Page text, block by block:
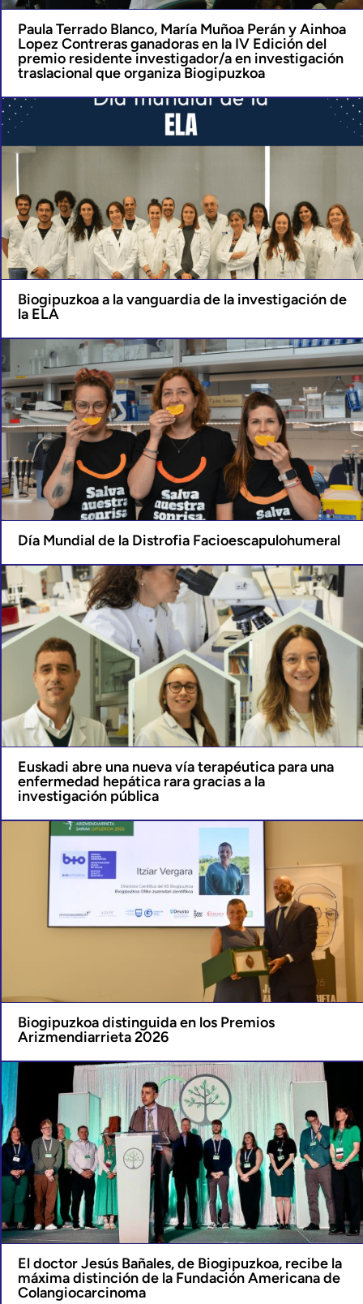
Paula Terrado Blanco, María Muñoa Perán y Ainhoa
Lopez Contreras ganadoras en la IV Edición del
premio residente investigador/a en investigación
traslacional que organiza Biogipuzkoa
Biogipuzkoa a la vanguardia de la investigación de
la ELA
Día Mundial de la Distrofia Facioescapulohumeral
Euskadi abre una nueva vía terapéutica para una
enfermedad hepática rara gracias a la
investigación pública
Biogipuzkoa distinguida en los Premios
Arizmendiarrieta 2026
El doctor Jesús Bañales, de Biogipuzkoa, recibe la
máxima distinción de la Fundación Americana de
Colangiocarcinoma